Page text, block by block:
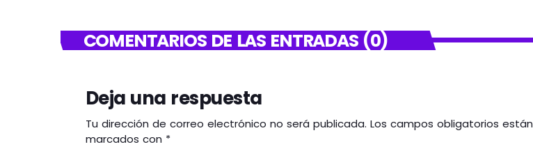
COMENTARIOS DE LAS ENTRADAS (0)
Deja una respuesta
Tu dirección de correo electrónico no será publicada. Los campos obligatorios están
marcados con *